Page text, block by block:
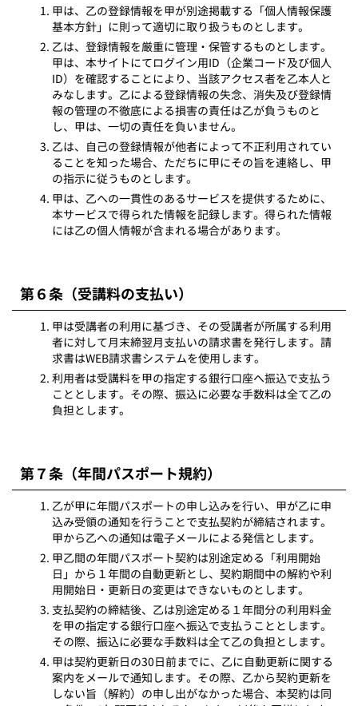
甲は、乙の登録情報を甲が別途掲載する「個人情報保護
基本方針」に則って適切に取り扱うものとします。
乙は、登録情報を厳重に管理・保管するものとします。
甲は、本サイトにてログイン用ID（企業コード及び個人
ID）を確認することにより、当該アクセス者を乙本人と
みなします。乙による登録情報の失念、消失及び登録情
報の管理の不徹底による損害の責任は乙が負うものと
し、甲は、一切の責任を負いません。
乙は、自己の登録情報が他者によって不正利用されてい
ることを知った場合、ただちに甲にその旨を連絡し、甲
の指示に従うものとします。
甲は、乙への一貫性のあるサービスを提供するために、
本サービスで得られた情報を記録します。得られた情報
には乙の個人情報が含まれる場合があります。
第６条（受講料の支払い）
甲は受講者の利用に基づき、その受講者が所属する利用
者に対して月末締翌月支払いの請求書を発行します。請
求書はWEB請求書システムを使用します。
利用者は受講料を甲の指定する銀行口座へ振込で支払う
こととします。その際、振込に必要な手数料は全て乙の
負担とします。
第７条（年間パスポート規約）
乙が甲に年間パスポートの申し込みを行い、甲が乙に申
込み受領の通知を行うことで支払契約が締結されます。
甲から乙への通知は電子メールによる発信とします。
甲乙間の年間パスポート契約は別途定める「利用開始
日」から１年間の自動更新とし、契約期間中の解約や利
用開始日・更新日の変更はできないものとします。
支払契約の締結後、乙は別途定める１年間分の利用料金
を甲の指定する銀行口座へ振込で支払うこととします。
その際、振込に必要な手数料は全て乙の負担とします。
甲は契約更新日の30日前までに、乙に自動更新に関する
案内をメールで通知します。その際、乙から契約更新を
しない旨（解約）の申し出がなかった場合、本契約は同